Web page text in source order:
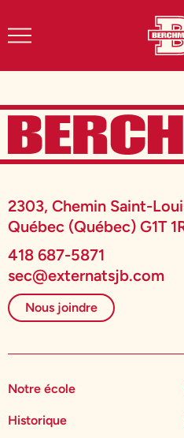
2303, Chemin Saint-
Québec (Québec) G1T
418 687-5871
sec@externatsjb.com
Nous joindre
Notre école
Historique